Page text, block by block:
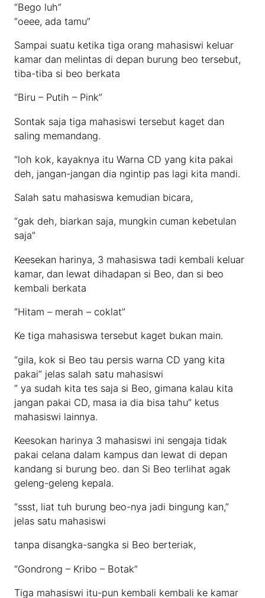
“Bego luh”
“oeee, ada tamu”
Sampai suatu ketika tiga orang mahasiswi keluar
kamar dan melintas di depan burung beo tersebut,
tiba-tiba si beo berkata
“Biru – Putih – Pink”
Sontak saja tiga mahasiswi tersebut kaget dan
saling memandang.
“loh kok, kayaknya itu Warna CD yang kita pakai
deh, jangan-jangan dia ngintip pas lagi kita mandi.
Salah satu mahasiswa kemudian bicara,
“gak deh, biarkan saja, mungkin cuman kebetulan
saja”
Keesekan harinya, 3 mahasiswa tadi kembali keluar
kamar, dan lewat dihadapan si Beo, dan si beo
kembali berkata
“Hitam – merah – coklat”
Ke tiga mahasiswa tersebut kaget bukan main.
“gila, kok si Beo tau persis warna CD yang kita
pakai” jelas salah satu mahasiswi
” ya sudah kita tes saja si Beo, gimana kalau kita
jangan pakai CD, masa ia dia bisa tahu” ketus
mahasiswi lainnya.
Keesokan harinya 3 mahasiswi ini sengaja tidak
pakai celana dalam kampus dan lewat di depan
kandang si burung beo. dan Si Beo terlihat agak
geleng-geleng kepala.
“ssst, liat tuh burung beo-nya jadi bingung kan,”
jelas satu mahasiswi
tanpa disangka-sangka si Beo berteriak,
“Gondrong – Kribo – Botak”
Tiga mahasiswi itu-pun kembali kembali ke kamar